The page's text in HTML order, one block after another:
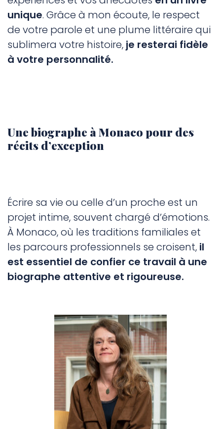
unique. Grâce à mon écoute, le respect
de votre parole et une plume littéraire qui
sublimera votre histoire, je resterai fidèle
à votre personnalité.
Une biographe à Monaco pour des
récits d’exception
Écrire sa vie ou celle d’un proche est un
projet intime, souvent chargé d’émotions.
À Monaco, où les traditions familiales et
les parcours professionnels se croisent, il
est essentiel de confier ce travail à une
biographe attentive et rigoureuse.